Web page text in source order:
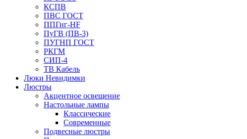
КСПВ
ПВС ГОСТ
ППГнг-HF
ПуГВ (ПВ-3)
ПУГНП ГОСТ
РКГМ
СИП-4
ТВ Кабель
Люки Невидимки
Люстры
Акцентное освещение
Настольные лампы
Классические
Современные
Подвесные люстры